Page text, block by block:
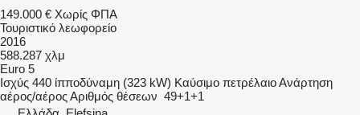
149.000 € Χωρίς ΦΠΑ
Τουριστικό λεωφορείο
2016
588.287 χλμ
Euro 5
Ισχύς 440 ίπποδύναμη (323 kW) Καύσιμο πετρέλαιοΑνάρτηση
αέρος/αέροςΑριθμός θέσεων 49+1+1